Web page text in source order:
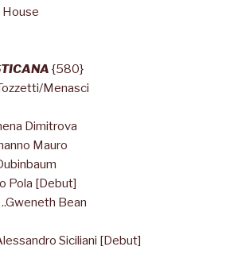
{580}
Menasci
Dimitrova
Mauro
Pola [Debut]
Bean
Siciliani [Debut]